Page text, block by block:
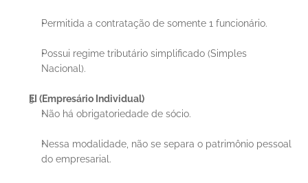
Permitida a contratação de somente 1 funcionário.
Possui regime tributário simplificado (Simples
Nacional).
EI (Empresário Individual)
Não há obrigatoriedade de sócio.
Nessa modalidade, não se separa o patrimônio pessoal
do empresarial.